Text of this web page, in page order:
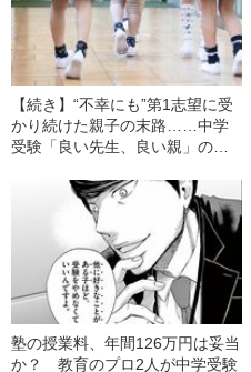
【続き】“不幸にも”第1志望に受
かり続けた親子の末路……中学
受験「良い先生、良い親」の条
塾の授業料、年間126万円は妥当
か？ 教育のプロ2人が中学受験